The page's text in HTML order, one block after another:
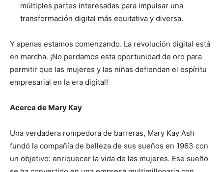
múltiples partes interesadas para impulsar una
transformación digital más equitativa y diversa.
Y apenas estamos comenzando. La revolución digital está
en marcha. ¡No perdamos esta oportunidad de oro para
permitir que las mujeres y las niñas defiendan el espíritu
empresarial en la era digital!
Acerca de Mary Kay
Una verdadera rompedora de barreras, Mary Kay Ash
fundó la compañía de belleza de sus sueños en 1963 con
un objetivo: enriquecer la vida de las mujeres. Ese sueño